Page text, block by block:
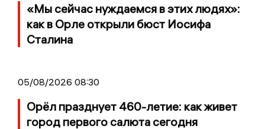
«Мы сейчас нуждаемся в этих людях»:
как в Орле открыли бюст Иосифа
Сталина
05/08/2026 08:30
Орёл празднует 460-летие: как живет
город первого салюта сегодня